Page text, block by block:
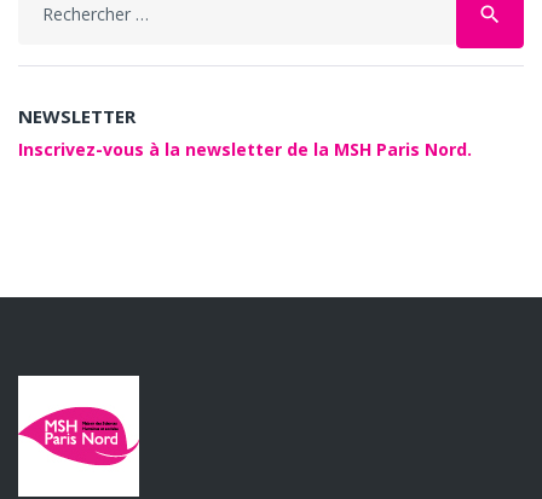
search
NEWSLETTER
Inscrivez-vous à la newsletter de la MSH Paris Nord.